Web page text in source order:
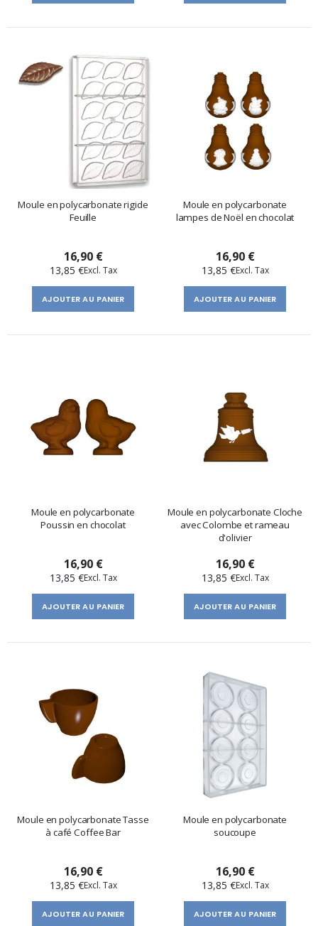
Moule en polycarbonate rigide
Feuille
16,90 €
13,85 €
AJOUTER AU PANIER
Moule en polycarbonate
lampes de Noël en chocolat
16,90 €
13,85 €
AJOUTER AU PANIER
Moule en polycarbonate
Poussin en chocolat
16,90 €
13,85 €
AJOUTER AU PANIER
Moule en polycarbonate Cloche
avec Colombe et rameau
d'olivier
16,90 €
13,85 €
AJOUTER AU PANIER
Moule en polycarbonate Tasse
à café Coffee Bar
16,90 €
13,85 €
AJOUTER AU PANIER
Moule en polycarbonate
soucoupe
16,90 €
13,85 €
AJOUTER AU PANIER